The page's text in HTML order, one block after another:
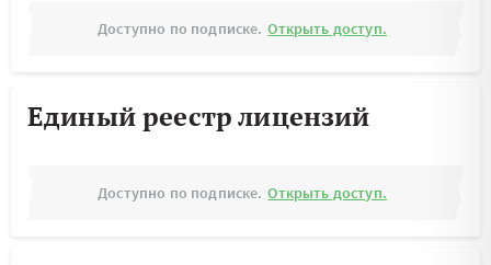
Доступно по подписке. Открыть доступ.
Единый реестр лицензий
Доступно по подписке. Открыть доступ.